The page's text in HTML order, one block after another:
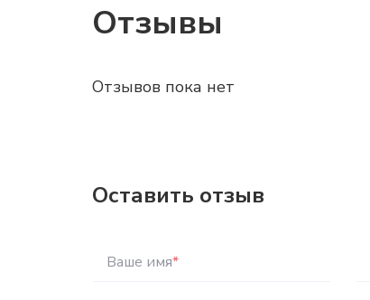
Отзывы
Отзывов пока нет
Оставить отзыв
Ваше имя*